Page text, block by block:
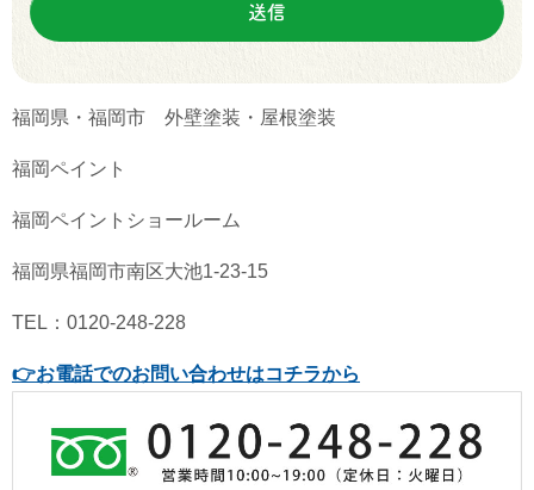
福岡県・福岡市 外壁塗装・屋根塗装
福岡ペイント
福岡ペイントショールーム
福岡県福岡市南区大池1-23-15
TEL：0120-248-228
👉お電話でのお問い合わせはコチラから